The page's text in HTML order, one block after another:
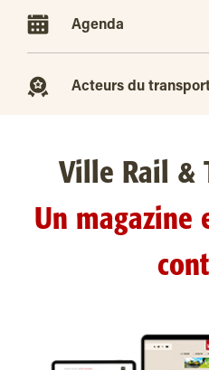
Agenda
Acteurs du
Ville Rail &
Un magazine